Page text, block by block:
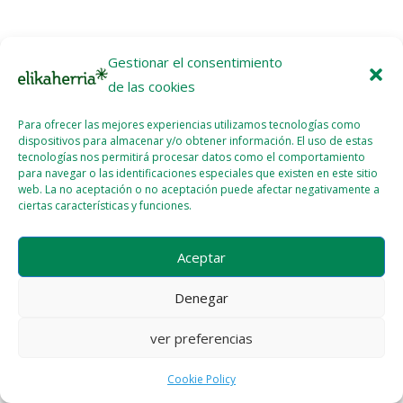
Gestionar el consentimiento
de las cookies
Para ofrecer las mejores experiencias utilizamos tecnologías como
dispositivos para almacenar y/o obtener información. El uso de estas
tecnologías nos permitirá procesar datos como el comportamiento
para navegar o las identificaciones especiales que existen en este sitio
web. La no aceptación o no aceptación puede afectar negativamente a
ciertas características y funciones.
Aceptar
Denegar
ver preferencias
Cookie Policy